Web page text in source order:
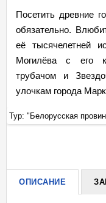
Посетить древние
обязательно.
её тысячелетней
Могилёва с его
трубачом и
улочкам города
Тур: "Белорусская
ОПИСАНИЕ